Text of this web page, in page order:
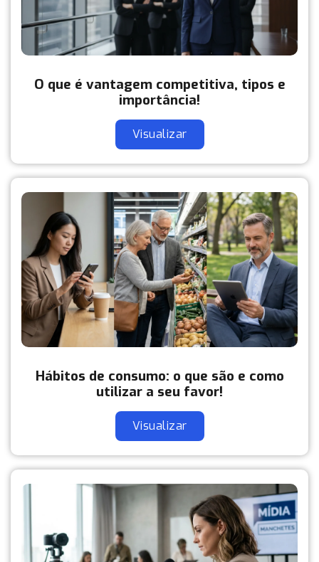
O que é vantagem competitiva, tipos e
importância!
Visualizar
Hábitos de consumo: o que são e como
utilizar a seu favor!
Visualizar